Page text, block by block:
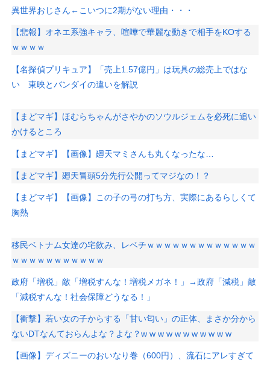
異世界おじさん←こいつに2期がない理由・・・
【悲報】オネエ系強キャラ、喧嘩で華麗な動きで相手をKOする
ｗｗｗｗ
【名探偵プリキュア】「売上1.57億円」は玩具の総売上ではな
い 東映とバンダイの違いを解説
【まどマギ】ほむらちゃんがさやかのソウルジェムを必死に追い
かけるところ
【まどマギ】【画像】廻天マミさんも丸くなったな…
【まどマギ】廻天冒頭5分先行公開ってマジなの！？
【まどマギ】【画像】この子の弓の打ち方、実際にあるらしくて
胸熱
移民ベトナム女達の宅飲み、レベチｗｗｗｗｗｗｗｗｗｗｗｗｗ
ｗｗｗｗｗｗｗｗｗｗｗ
政府「増税」敵「増税すんな！増税メガネ！」→政府「減税」敵
「減税すんな！社会保障どうなる！」
【衝撃】若い女の子からする「甘い匂い」の正体、まさか分から
ないDTなんておらんよな？よな？w w w w w w w w w w w
【画像】ディズニーのおいなり巻（600円）、流石にアレすぎて